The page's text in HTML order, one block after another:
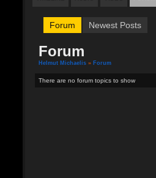
Forum Newest Posts
Forum
Helmut Michaelis » Forum
There are no forum topics to show